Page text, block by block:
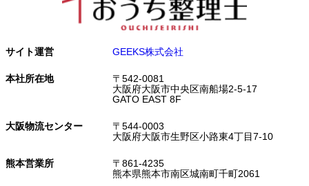
サイト運営 GEEKS株式会社
本社所在地
〒542-0081
大阪府大阪市中央区南船場2-5-17
GATO EAST 8F
大阪物流センター
〒544-0003
大阪府大阪市生野区小路東4丁目7-10
熊本営業所
〒861-4235
熊本県熊本市南区城南町千町2061